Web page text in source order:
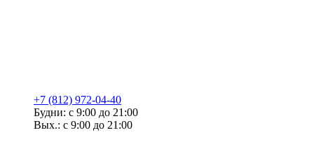
+7 (812) 972-04-40
Будни: с 9:00 до 21:00
Вых.: с 9:00 до 21:00